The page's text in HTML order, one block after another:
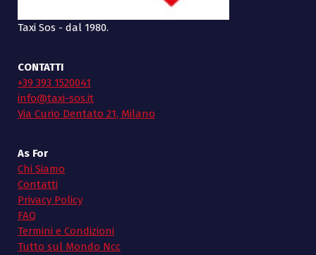
Taxi Sos - dal 1980.
CONTATTI
+39 393 1520041
info@taxi-sos.it
Via Curio Dentato 21, Milano
As For
Chi Siamo
Contatti
Privacy Policy
FAQ
Termini e Condizioni
Tutto sul Mondo Ncc